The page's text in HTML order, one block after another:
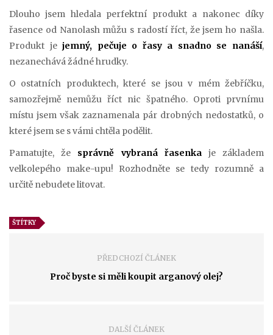
Dlouho jsem hledala perfektní produkt a nakonec díky
řasence od Nanolash můžu s radostí říct, že jsem ho našla.
Produkt jejemný, pečuje o řasy a snadno se nanáší,
nezanechává žádné hrudky.
O ostatních produktech, které se jsou v mém žebříčku,
samozřejmě nemůžu říct nic špatného. Oproti prvnímu
místu jsem však zaznamenala pár drobných nedostatků, o
které jsem se s vámi chtěla podělit.
Pamatujte, že správně vybraná řasenkaje základem
velkolepého make-upu! Rozhodněte se tedy rozumně a
určitě nebudete litovat.
ŠTÍTKY
PŘEDCHOZÍ ČLÁNEK
Proč byste si měli koupit arganový olej?
DALŠÍ ČLÁNEK